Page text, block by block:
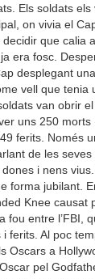
Els soldats
on vivia el
que calia
era fosc.
desplegant
vell que tenia
van obrir
uns 250
ferits. Només
de les
i nens
forma jubilant.
Knee causat
fou entre l’FBI,
ferits. Al poc
Oscars a
pel